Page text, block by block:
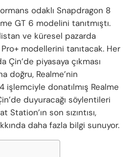
odaklı Snapdragon 8
GT 6 modelini tanıtmıştı.
ve küresel pazarda
Pro+ modellerini tanıtacak. Her
Çin’de piyasaya çıkması
doğru, Realme’nin
işlemciyle donatılmış Realme
duyuracağı söylentileri
Station’ın son sızıntısı,
daha fazla bilgi sunuyor.